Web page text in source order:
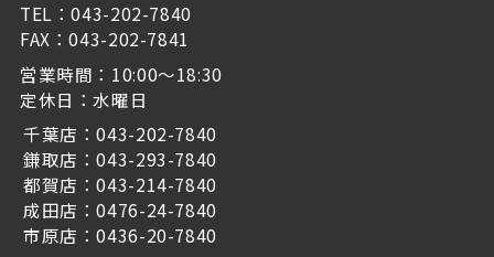
TEL：043-202-7840
FAX：043-202-7841
営業時間：10:00～18:30
定休日：水曜日
千葉店：043-202-7840
鎌取店：043-293-7840
都賀店：043-214-7840
成田店：0476-24-7840
市原店：0436-20-7840